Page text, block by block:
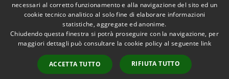
RSS
Accessibilità
Copyright © 2026 • Comune di
Corropoli • Powered by
Municipium•
Accesso
redazione
necessari al corretto funzionamento e alla navigazione del sito ed un
cookie tecnico analitico al solo fine di elaborare informazioni
statistiche, aggregate ed anonime.
Chiudendo questa finestra si potrà proseguire con la navigazione, per
maggiori dettagli può consultare la cookie policy al seguente link
ACCETTA TUTTO RIFIUTA TUTTO